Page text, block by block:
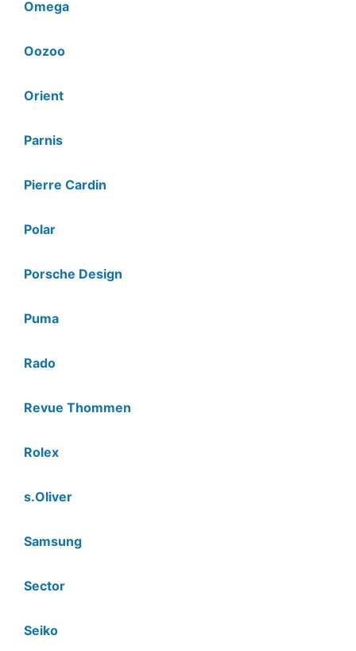
Omega
Oozoo
Orient
Parnis
Pierre Cardin
Polar
Porsche Design
Puma
Rado
Revue Thommen
Rolex
s.Oliver
Samsung
Sector
Seiko